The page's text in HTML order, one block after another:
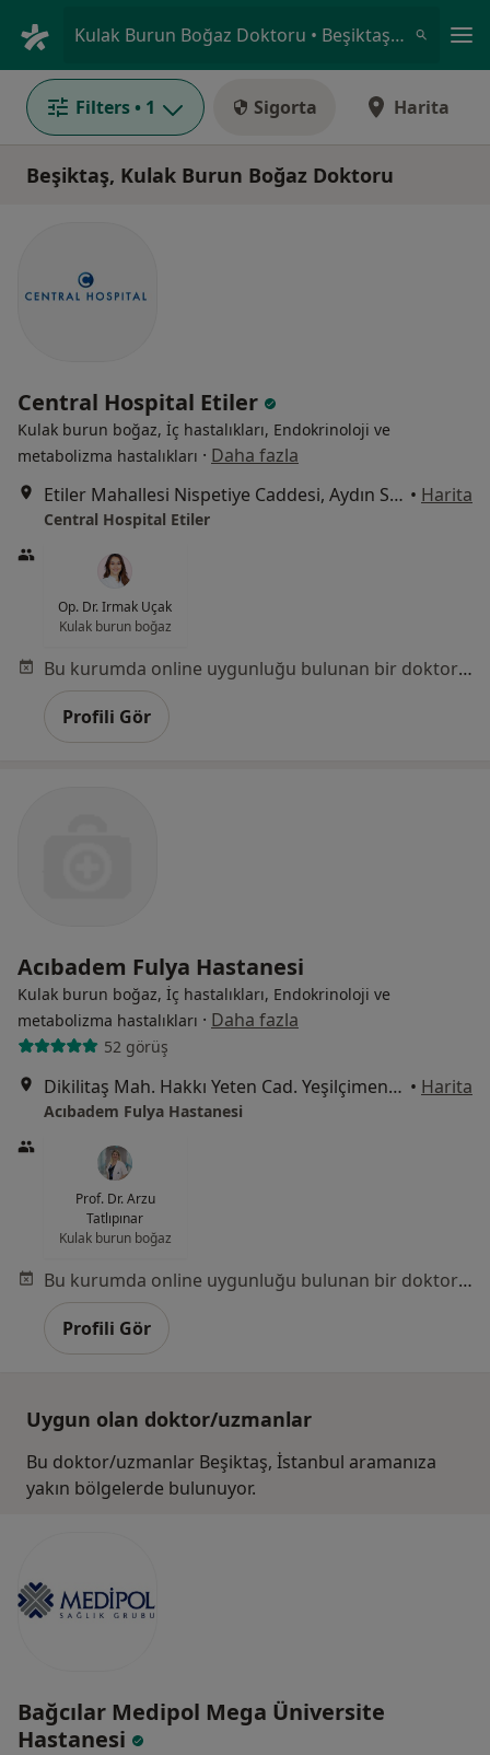
Kulak Burun Boğaz Doktoru • Beşiktaş, İstanbul
Filters • 1 Sigorta Harita
Beşiktaş, Kulak Burun Boğaz Doktoru
Central Hospital Etiler
Kulak burun boğaz, İç hastalıkları, Endokrinoloji ve
metabolizma hastalıkları · Daha fazla
Etiler Mahallesi Nispetiye Caddesi, Aydın Sokağı No:1, Beşiktaş • Harita
Central Hospital Etiler
Op. Dr. Irmak Uçak
Kulak burun boğaz
Bu kurumda online uygunluğu bulunan bir doktor veya uzman bulunamadı
Profili Gör
Acıbadem Fulya Hastanesi
Kulak burun boğaz, İç hastalıkları, Endokrinoloji ve
metabolizma hastalıkları · Daha fazla
52 görüş
Dikilitaş Mah. Hakkı Yeten Cad. Yeşilçimen Sok. No:23 Fulya, Beşiktaş • Harita
Acıbadem Fulya Hastanesi
Prof. Dr. Arzu
Tatlıpınar
Kulak burun boğaz
Bu kurumda online uygunluğu bulunan bir doktor veya uzman bulunamadı
Profili Gör
Uygun olan doktor/uzmanlar
Bu doktor/uzmanlar Beşiktaş, İstanbul aramanıza
yakın bölgelerde bulunuyor.
Bağcılar Medipol Mega Üniversite
Hastanesi